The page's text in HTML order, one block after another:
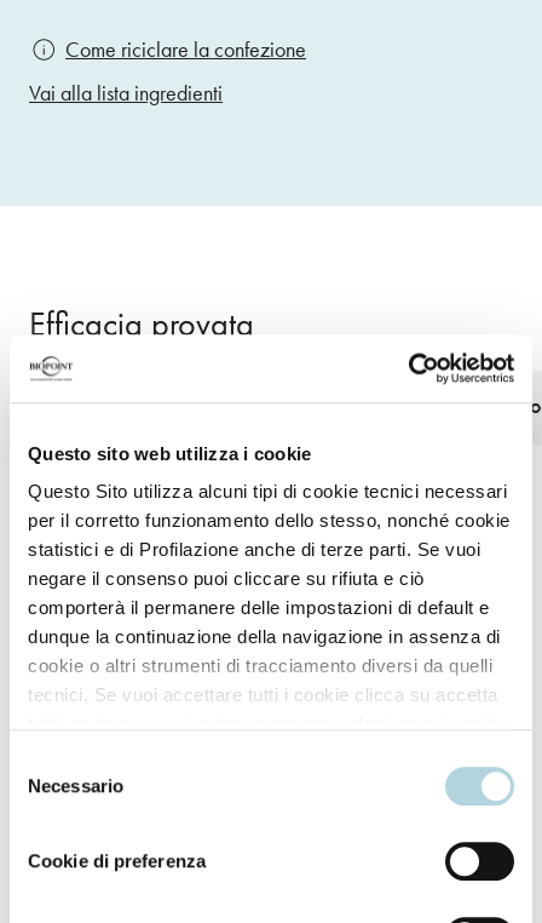
Questo sito web utilizza i cookie
Questo Sito utilizza alcuni tipi di cookie tecnici necessari
per il corretto funzionamento dello stesso, nonché cookie
statistici e di Profilazione anche di terze parti. Se vuoi
negare il consenso puoi cliccare su rifiuta e ciò
comporterà il permanere delle impostazioni di default e
dunque la continuazione della navigazione in assenza di
cookie o altri strumenti di tracciamento diversi da quelli
tecnici. Se vuoi accettare tutti i cookie clicca su accetta
più consulta la
delNecessario
Cookie di preferenza
Come riciclare la confezione
Vai alla lista ingredienti
Efficacia provata
Look definito Fissaggio morbido
Modo d'uso
minime quantità per ottenere l’effetto desiderato.